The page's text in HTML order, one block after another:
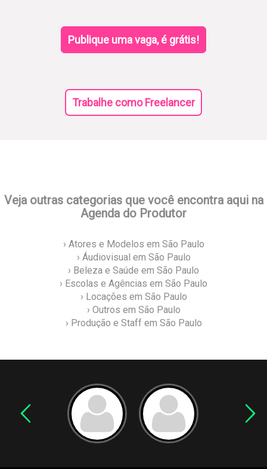
Publique uma vaga, é grátis!
Trabalhe como Freelancer
Veja outras categorias que você encontra aqui na
Agenda do Produtor
› Atores e Modelos em São Paulo
› Áudiovisual em São Paulo
› Beleza e Saúde em São Paulo
› Escolas e Agências em São Paulo
› Locações em São Paulo
› Outros em São Paulo
› Produção e Staff em São Paulo